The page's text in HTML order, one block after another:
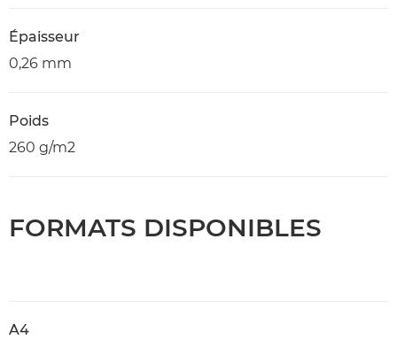
Épaisseur
0,26 mm
Poids
260 g/m2
FORMATS DISPONIBLES
A4